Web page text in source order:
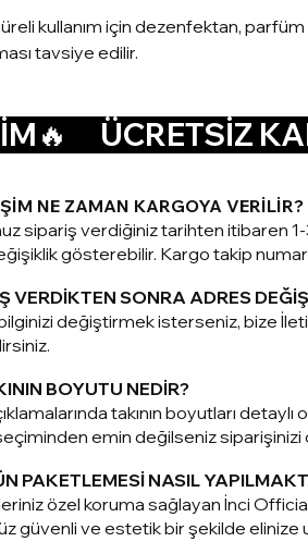
kullanım için dezenfektan,
tavsiye edilir.
ÜCRETSİZ
NE ZAMAN KARGOYA VERİLİR?
sipariş verdiğiniz tarihten itibaren
gösterebilir. Kargo takip
VERDİKTEN SONRA ADRES
değiştirmek isterseniz, bize
BOYUTU NEDİR?
takının boyutları
emin değilseniz
PAKETLEMESİ NASIL
özel koruma sağlayan İnci
güvenli ve estetik bir şekilde elinize